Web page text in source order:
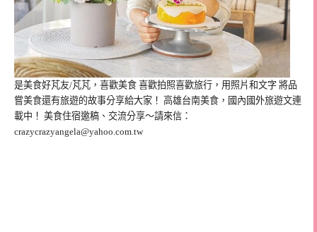
是美食好芃友/芃芃，喜歡美食 喜歡拍照喜歡旅行，用照片和文字 將品
嘗美食還有旅遊的故事分享給大家！ 高雄台南美食，國內國外旅遊文連
載中！ 美食住宿邀稿、交流分享～請來信：
crazycrazyangela@yahoo.com.tw